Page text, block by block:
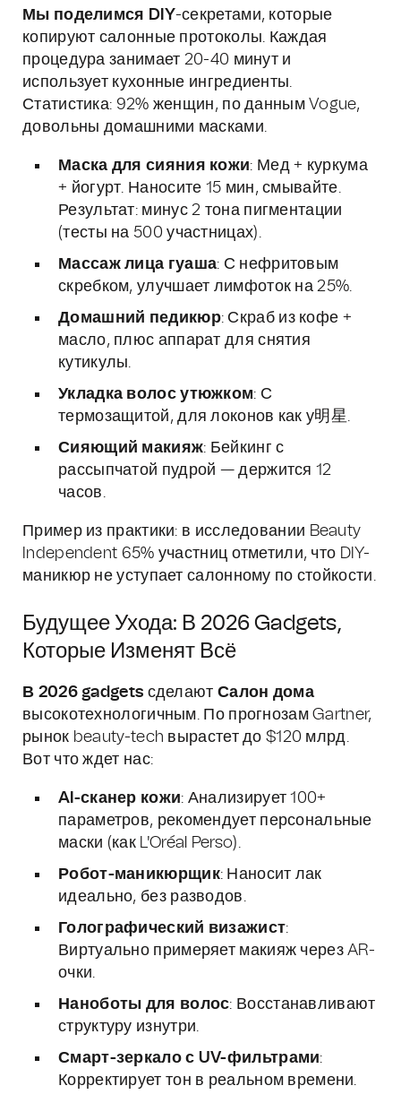
Мы поделимся DIY-секретами, которые
копируют салонные протоколы. Каждая
процедура занимает 20-40 минут и
использует кухонные ингредиенты.
Статистика: 92% женщин, по данным Vogue,
довольны домашними масками.
Маска для сияния кожи: Мед + куркума
+ йогурт. Наносите 15 мин, смывайте.
Результат: минус 2 тона пигментации
(тесты на 500 участницах).
Массаж лица гуаша: С нефритовым
скребком, улучшает лимфоток на 25%.
Домашний педикюр: Скраб из кофе +
масло, плюс аппарат для снятия
кутикулы.
Укладка волос утюжком: С
термозащитой, для локонов как у明星.
Сияющий макияж: Бейкинг с
рассыпчатой пудрой — держится 12
часов.
Пример из практики: в исследовании Beauty
Independent 65% участниц отметили, что DIY-
маникюр не уступает салонному по стойкости.
Будущее Ухода: В 2026 Gadgets,
Которые Изменят Всё
В 2026 gadgets сделают Салон дома
высокотехнологичным. По прогнозам Gartner,
рынок beauty-tech вырастет до $120 млрд.
Вот что ждет нас:
AI-сканер кожи: Анализирует 100+
параметров, рекомендует персональные
маски (как L'Oréal Perso).
Робот-маникюрщик: Наносит лак
идеально, без разводов.
Голографический визажист:
Виртуально примеряет макияж через AR-
очки.
Наноботы для волос: Восстанавливают
структуру изнутри.
Смарт-зеркало с UV-фильтрами:
Корректирует тон в реальном времени.